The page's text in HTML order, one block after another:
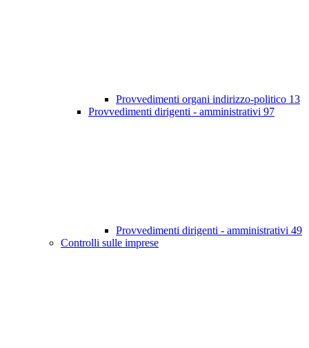
Provvedimenti organi indirizzo-politico 13
Provvedimenti dirigenti - amministrativi 97
Provvedimenti dirigenti - amministrativi 49
Controlli sulle imprese